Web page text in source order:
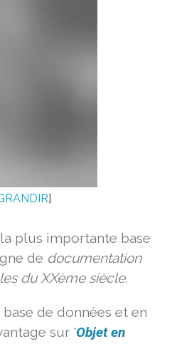
]
plus importante base
de documentation
du XXème siècle.
de données et en
sur 'Objet en